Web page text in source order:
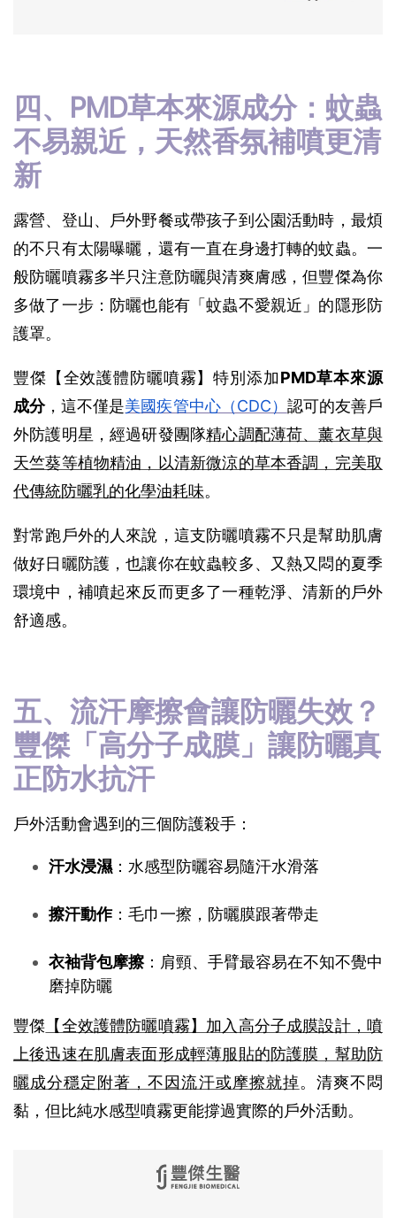
四、PMD草本來源成分：蚊蟲
不易親近，天然香氛補噴更清
新
露營、登山、戶外野餐或帶孩子到公園活動時，最煩
的不只有太陽曝曬，還有一直在身邊打轉的蚊蟲。一
般防曬噴霧多半只注意防曬與清爽膚感，但豐傑為你
多做了一步：防曬也能有「蚊蟲不愛親近」的隱形防
護罩。
豐傑【全效護體防曬噴霧】特別添加PMD草本來源
成分，這不僅是美國疾管中心（CDC） 認可的友善戶
外防護明星，經過研發團隊精心調配薄荷、薰衣草與
天竺葵等植物精油，以清新微涼的草本香調，完美取
代傳統防曬乳的化學油耗味。
對常跑戶外的人來說，這支防曬噴霧不只是幫助肌膚
做好日曬防護，也讓你在蚊蟲較多、又熱又悶的夏季
環境中，補噴起來反而更多了一種乾淨、清新的戶外
舒適感。
五、流汗摩擦會讓防曬失效？
豐傑「高分子成膜」讓防曬真
正防水抗汗
戶外活動會遇到的三個防護殺手：
汗水浸濕：水感型防曬容易隨汗水滑落
擦汗動作：毛巾一擦，防曬膜跟著帶走
衣袖背包摩擦：肩頸、手臂最容易在不知不覺中
磨掉防曬
豐傑 【全效護體防曬噴霧】加入高分子成膜設計，噴
上後迅速在肌膚表面形成輕薄服貼的防護膜，幫助防
曬成分穩定附著，不因流汗或摩擦就掉。清爽不悶
黏，但比純水感型噴霧更能撐過實際的戶外活動。